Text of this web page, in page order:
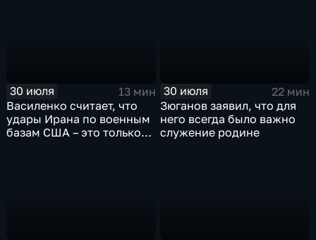
30 июля
13 мин
Василенко считает, что
удары Ирана по военным
базам США – это только
30 июля
22 мин
Зюганов заявил, что для
него всегда было важно
служение родине